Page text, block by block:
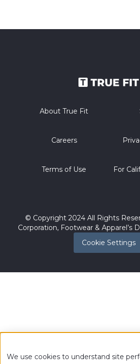
We use cookies to understand site
About True Fit
Careers
Terms of Use For
© Copyright 2024 All Rights
Corporation, Footwear & Apparel’s
Cookie Settings